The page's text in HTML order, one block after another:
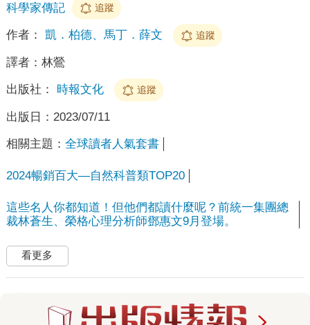
科學家傳記
追蹤
作者： 凱．柏德、馬丁．薛文 追蹤
譯者： 林鶯
出版社： 時報文化 追蹤
出版日： 2023/07/11
相關主題： 全球讀者人氣套書
2024暢銷百大—自然科普類TOP20
這些名人你都知道！但他們都讀什麼呢？前統一集團總
裁林蒼生、榮格心理分析師鄧惠文9月登場。
看更多